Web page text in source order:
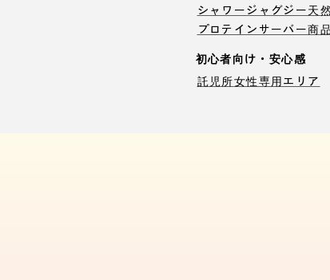
シャワージャグジー天
プロテインサーバー商
初心者向け・安心感
託児所女性専用エリア